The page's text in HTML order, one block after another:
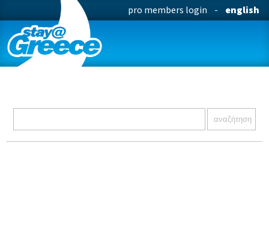
pro members login - english